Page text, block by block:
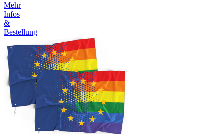
Mehr
Infos
&
Bestellung